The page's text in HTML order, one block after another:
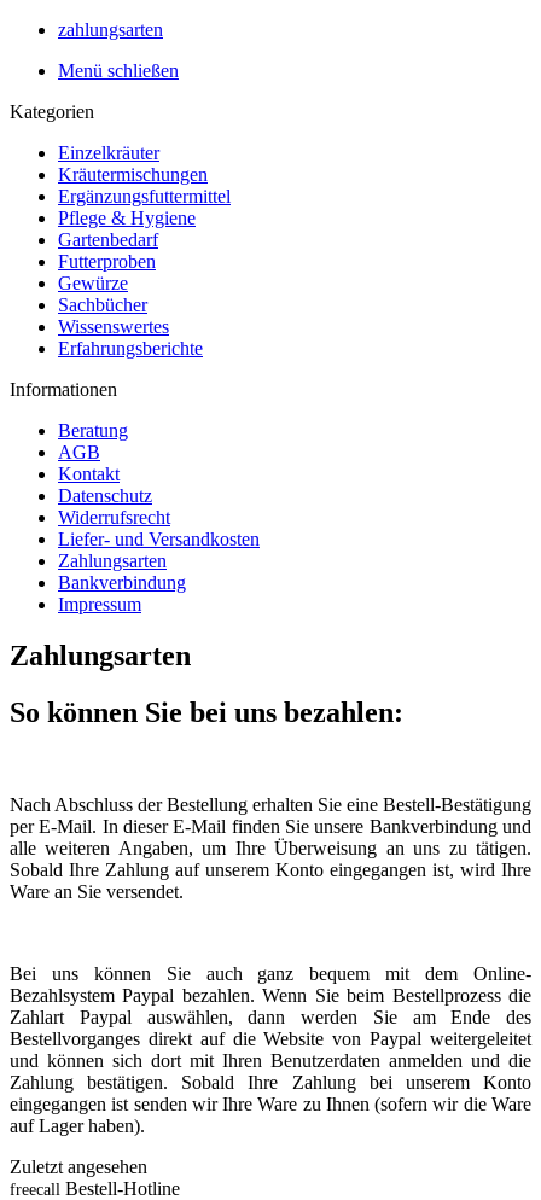
zahlungsarten
Menü schließen
Kategorien
Einzelkräuter
Kräutermischungen
Ergänzungsfuttermittel
Pflege & Hygiene
Gartenbedarf
Futterproben
Gewürze
Sachbücher
Wissenswertes
Erfahrungsberichte
Informationen
Beratung
AGB
Kontakt
Datenschutz
Widerrufsrecht
Liefer- und Versandkosten
Zahlungsarten
Bankverbindung
Impressum
Zahlungsarten
So können Sie bei uns bezahlen:
Nach Abschluss der Bestellung erhalten Sie eine Bestell-Bestätigung
per E-Mail. In dieser E-Mail finden Sie unsere Bankverbindung und
alle weiteren Angaben, um Ihre Überweisung an uns zu tätigen.
Sobald Ihre Zahlung auf unserem Konto eingegangen ist, wird Ihre
Ware an Sie versendet.
Bei uns können Sie auch ganz bequem mit dem Online-
Bezahlsystem Paypal bezahlen. Wenn Sie beim Bestellprozess die
Zahlart Paypal auswählen, dann werden Sie am Ende des
Bestellvorganges direkt auf die Website von Paypal weitergeleitet
und können sich dort mit Ihren Benutzerdaten anmelden und die
Zahlung bestätigen. Sobald Ihre Zahlung bei unserem Konto
eingegangen ist senden wir Ihre Ware zu Ihnen (sofern wir die Ware
auf Lager haben).
Zuletzt angesehen
freecall Bestell-Hotline